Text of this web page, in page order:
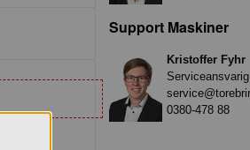
Support Maskiner
Kristoffer Fyhr
0380-478 88